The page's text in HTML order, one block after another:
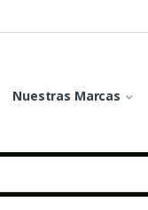
Nuestras Marcas